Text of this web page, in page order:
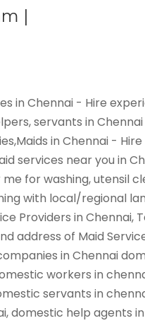
|
in Chennai - Hire
servants in
in Chennai - Hire
services near you in
for washing, utensil
with local/regional
Providers in Chennai,
address of Maid
in Chennai
workers in
servants in
domestic help agents